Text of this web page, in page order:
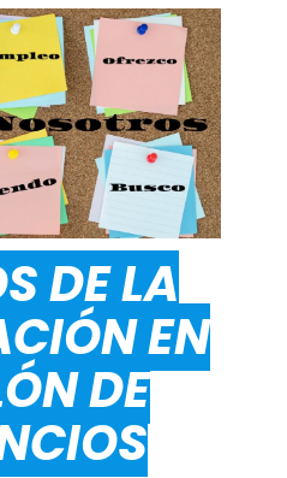
DE LA
EN
DE